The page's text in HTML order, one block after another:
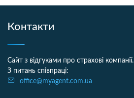
Контакти
Сайт з відгуками про страхові компанії.
З питань співпраці:
office@myagent.com.ua